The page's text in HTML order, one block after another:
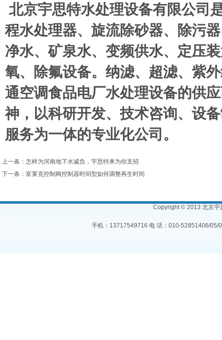
北京宇思特水处理设备有限公司
程水处理器、旋流除砂器、除污
净水、矿泉水、变频供水、定压
氧、除氟设备。纳滤、超滤、紫
通空调食品电厂水处理设备的供
神，以科研开发、技术咨询、设
服务为一体的专业化公司。
上一条： 怎样为河南地下水减负，宇思特来为你支招
下一条： 富莱克控制阀控制器时间型如何调整再生时间
Copyright © 2013 北京宇
手机：13717549716 电 话：010-52851406/05/